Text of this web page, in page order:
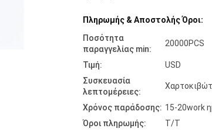
Πληρωμής & Αποστολής Όροι:
Ποσότητα
παραγγελίας min:
20000PCS
Τιμή:
USD
Συσκευασία
λεπτομέρειες:
Χρόνος παράδοσης: 15-20work
Όροι πληρωμής:
Τ/Τ